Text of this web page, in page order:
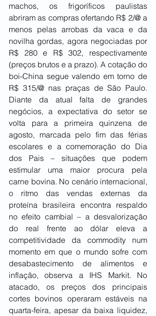
machos, os frigoríficos paulistas
abriram as compras ofertando R$ 2/@ a
menos pelas arrobas da vaca e da
novilha gordas, agora negociadas por
R$ 280 e R$ 302, respectivamente
(preços brutos e a prazo). A cotação do
boi-China segue valendo em torno de
R$ 315/@ nas praças de São Paulo.
Diante da atual falta de grandes
negócios, a expectativa do setor se
volta para a primeira quinzena de
agosto, marcada pelo fim das férias
escolares e a comemoração do Dia
dos Pais – situações que podem
estimular uma maior procura pela
carne bovina. No cenário internacional,
o ritmo das vendas externas da
proteína brasileira encontra respaldo
no efeito cambial – a desvalorização
do real frente ao dólar eleva a
competitividade da commodity num
momento em que o mundo sofre com
desabastecimento de alimentos e
inflação, observa a IHS Markit. No
atacado, os preços dos principais
cortes bovinos operaram estáveis na
quarta-feira, apesar da baixa liquidez,